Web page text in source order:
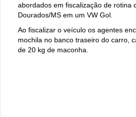
abordados em fiscalização de rotina
Dourados/MS em um VW Gol.
Ao fiscalizar o veículo os agentes
mochila no banco traseiro do carro,
de 20 kg de maconha.